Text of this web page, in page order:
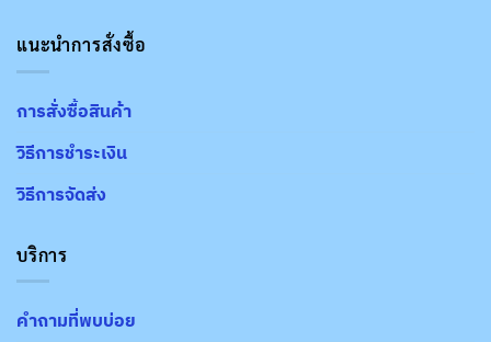
แนะนำการสั่งซื้อ
การสั่งซื้อสินค้า
วิธีการชำระเงิน
วิธีการจัดส่ง
บริการ
คำถามที่พบบ่อย